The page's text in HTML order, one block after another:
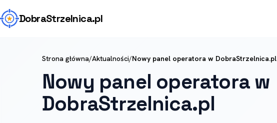
DobraStrzelnica.pl
Strona główna/Aktualności/Nowy panel operatora w DobraStrzelnica.pl
Nowy panel operatora w
DobraStrzelnica.pl